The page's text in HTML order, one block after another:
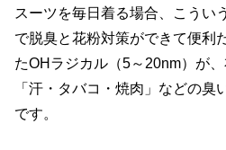
スーツを毎日着る場合、こうい
で脱臭と花粉対策ができて便利
たOHラジカル（5～20nm）が
「汗・タバコ・焼肉」などの
です。